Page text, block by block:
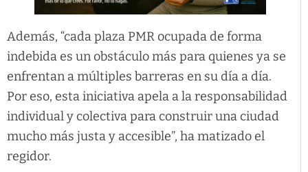
Además, “cada plaza PMR ocupada de forma
indebida es un obstáculo más para quienes ya se
enfrentan a múltiples barreras en su día a día.
Por eso, esta iniciativa apela a la responsabilidad
individual y colectiva para construir una ciudad
mucho más justa y accesible”, ha matizado el
regidor.